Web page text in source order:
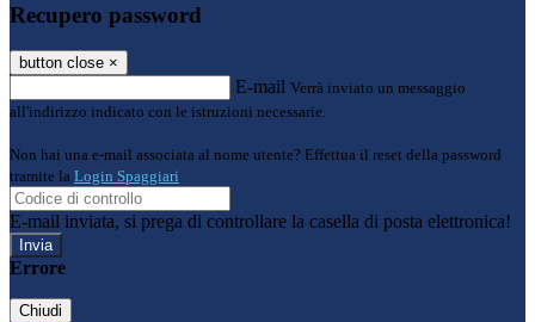
Recupero password
button close ×
E-mail Verrà inviato un messaggio
all'indirizzo indicato con le istruzioni necessarie.
Non hai una e-mail associata al nome utente? Effettua il reset della password
tramite la Login Spaggiari
E-mail inviata, si prega di controllare la casella di posta elettronica!
Errore
Chiudi